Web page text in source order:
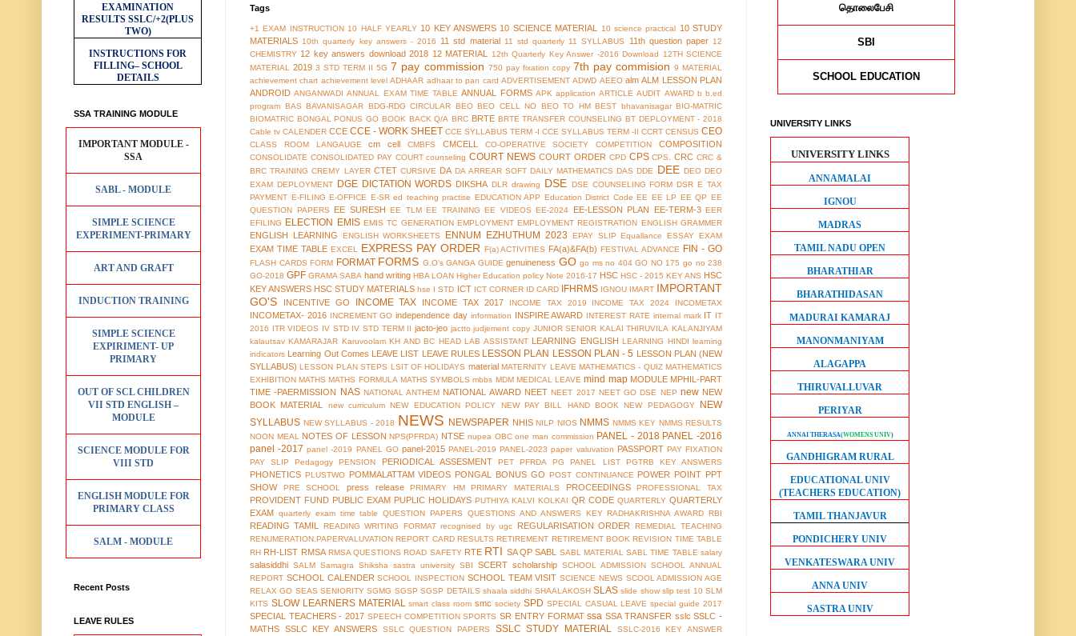
Tags
+1 EXAM INSTRUCTION 10 HALF YEARLY 10 KEY ANSWERS 10 SCIENCE MATERIAL 10 science practical 10 STUDY
MATERIALS 10th quarterly key answers - 2016 11 std material 11 std quarterly 11 SYLLABUS 11th question paper 12
CHEMISTRY 12 key answers download 2018 12 MATERIAL 12th Quarterly Key Answer -2016 Download
12TH SCIENCE
MATERIAL
2019 3 STD TERM II 5G 7 pay commission 750 pay fixation copy 7th pay commision 9 MATERIAL
achievement chart achievement level ADHAAR adhaar to pan card ADVERTISEMENT ADWD AEEO alm ALM LESSON PLAN
ANDROID ANGANWADI ANNUAL EXAM TIME TABLE ANNUAL FORMS APK application ARTICLE AUDIT AWARD b b.ed
program BAS BAVANISAGAR BDG-RDG CIRCULAR BEO BEO CELL NO BEO TO HM BEST bhavanisagar BIO-MATRIC
BIOMATRIC BONGAL PONUS GO BOOK BACK Q/A BRC BRTE BRTE TRANSFER COUNSELING BT DEPLOYMENT - 2018
Cable tv CALENDER CCE CCE - WORK SHEET CCE SYLLABUS TERM -I CCE SYLLABUS TERM -II CCRT CENSUS CEO
CLASS ROOM LANGAUGE cm cell CMBFS CMCELL CO-OPERATIVE SOCIETY COMPETITION COMPOSITION
CONSOLIDATE CONSOLIDATED PAY COURT counseling COURT NEWS COURT ORDER CPD CPS CPS. CRC CRC &
BRC TRAINING CREMY LAYER CTET CURSIVE DA DA ARREAR SOFT DAILY MATHEMATICS DAS DDE DEE DEO DEO
EXAM DEPLOYMENT DGE DICTATION WORDS DIKSHA DLR drawing DSE DSE COUNSELING FORM DSR E TAX
PAYMENT E-FILING E-OFFICE E-SR ed teaching practise EDUCATION APP Education District Code EE EE LP EE QP EE
QUESTION PAPERS
EE SURESH EE TLM EE TRAINING EE VIDEOS EE-2024 EE-LESSON PLAN EE-TERM-3 EER
EFILING
ELECTION EMIS EMIS TC GENERATION EMPLOYMENT EMPLOYMENT REGISTRATION ENGLISH GRAMMER
ENGLISH LEARNING ENGLISH WORKSHEETS ENNUM EZHUTHUM 2023 EPAY SLIP Equallance ESSAY EXAM
EXAM TIME TABLE EXCEL EXPRESS PAY ORDER F(a) ACTIVITIES FA(a)&FA(b) FESTIVAL ADVANCE FIN - GO
FLASH CARDS FORM FORMAT FORMS G.O's GANGA GUIDE genuineness GO go ms no 404 GO NO 175 go no 238
GO-2018 GPF GRAMA SABA hand writing HBA LOAN Higher Education policy Note 2016-17 HSC HSC - 2015 KEY ANS HSC
KEY ANSWERS HSC STUDY MATERIALS hse I STD ICT ICT CORNER ID CARD IFHRMS IGNOU IMART IMPORTANT
GO'S
INCENTIVE GO INCOME TAX INCOME TAX 2017 INCOME TAX 2019 INCOME TAX 2024 INCOMETAX
INCOMETAX- 2016 INCREMENT GO independence day information INSPIRE AWARD INTEREST RATE internal mark IT IT
2016 ITR VIDEOS IV STD IV STD TERM II jacto-jeo jactto judjement copy JUNIOR SENIOR KALAI THIRUVILA KALANJIYAM
kalautsav KAMARAJAR Karuvoolam KH AND BC HEAD LAB ASSISTANT LEARNING ENGLISH LEARNING HINDI learning
indicators Learning Out Comes LEAVE LIST LEAVE RULES LESSON PLAN LESSON PLAN - 5 LESSON PLAN (NEW
SYLLABUS) LESSON PLAN STEPS LSIT OF HOLIDAYS material MATERNITY LEAVE MATHEMATICS - QUIZ MATHEMATICS
EXHIBITION MATHS MATHS FORMULA MATHS SYMBOLS mbbs MDM MEDICAL LEAVE mind map MODULE MPHIL-PART
TIME -PAERMISSION
NAS NATIONAL ANTHEM NATIONAL AWARD NEET NEET 2017 NEET GO DSE NEP new NEW
BOOK MATERIAL
new curriculum NEW EDUCATION POLICY NEW PAY BILL HAND BOOK NEW PEDAGOGY
NEW
SYLLABUS NEW SYLLABUS - 2018 NEWS NEWSPAPER NHIS NILP NIOS NMMS NMMS KEY NMMS RESULTS
NOON MEAL
NOTES OF LESSON NPS(PFRDA) NTSE nupea OBC one man commission PANEL - 2018 PANEL -2016
panel -2017 panel -2019 PANEL GO panel-2015 PANEL-2019 PANEL-2023 paper valuvation PASSPORT PAY FIXATION
PAY SLIP
Pedagogy PENSION PERIODICAL ASSESMENT PET PFRDA PG PANEL LIST PGTRB KEY ANSWERS
PHONETICS PLUSTWO POMMALATTAM VIDEOS PONGAL BONUS GO POST CONTINUANCE POWER POINT PPT
SHOW
PRE SCHOOL press release PRIMARY HM PRIMARY MATERIALS PROCEEDINGS PROFESSIONAL TAX
PROVIDENT FUND PUBLIC EXAM PUPLIC HOLIDAYS PUTHIYA KALVI KOLKAI QR CODE QUARTERLY QUARTERLY
EXAM quarterly exam time table QUESTION PAPERS QUESTIONS AND ANSWERS KEY RADHAKRISHNA AWARD RBI
READING TAMIL READING WRITING FORMAT recognised by ugc REGULARISATION ORDER
REMEDIAL TEACHING
RENUMERATION.PAPERVALUVATION REPORT CARD RESULTS RETIREMENT RETIREMENT BOOK REVISION TIME TABLE
RH RH-LIST RMSA RMSA QUESTIONS ROAD SAFETY RTE RTI SA QP SABL SABL MATERIAL SABL TIME TABLE salary
salasiddhi SALM Samagra Shiksha sastra university SBI SCERT scholarship SCHOOL ADMISSION SCHOOL ANNUAL
REPORT SCHOOL CALENDER SCHOOL INSPECTION SCHOOL TEAM VISIT SCIENCE NEWS SCOOL ADMISSION AGE
RELAX GO SEAS SENIORITY SGMG SGSP SGSP DETAILS shaala siddhi SHAALAKOSH SLAS slide show slip test 10 SLM
KITS SLOW LEARNERS MATERIAL smart class room smc society SPD SPECIAL CASUAL LEAVE special guide 2017
SPECIAL TEACHERS - 2017 SPEECH COMPETITION SPORTS SR ENTRY FORMAT ssa SSA TRANSFER sslc SSLC -
MATHS SSLC KEY ANSWERS SSLC QUESTION PAPERS SSLC STUDY MATERIAL
SSLC-2016 KEY ANSWER
EXAMINATION
RESULTS SSLC/+2(PLUS
TWO)
INSTRUCTIONS FOR
FILLING– SCHOOL
DETAILS
SSA TRAINING MODULE
IMPORTANT MODULE -
SSA
SABL - MODULE
SIMPLE SCIENCE
EXPERIMENT-PRIMARY
ART AND GRAFT
INDUCTION TRAINING
SIMPLE SCIENCE
EXPIRIMENT- UP
PRIMARY
OUT OF SCL CHILDREN
VII STD ENGLISH –
MODULE
SCIENCE MODULE FOR
VIII STD
ENGLISH MODULE FOR
PRIMARY CLASS
SALM - MODULE
Recent Posts
LEAVE RULES
தொலைபேசி
SBI
SCHOOL EDUCATION
UNIVERSITY LINKS
UNIVERSITY LINKS
ANNAMALAI
IGNOU
MADRAS
TAMIL NADU OPEN
BHARATHIAR
BHARATHIDASAN
MADURAI KAMARAJ
MANONMANIYAM
ALAGAPPA
THIRUVALLUVAR
PERIYAR
ANNAI THERASA(WOMENS UNIV)
GANDHIGRAM RURAL
EDUCATIONAL UNIV
(TEACHERS EDUCATION)
TAMIL THANJAVUR
PONDICHERY UNIV
VENKATESWARA UNIV
ANNA UNIV
SASTRA UNIV